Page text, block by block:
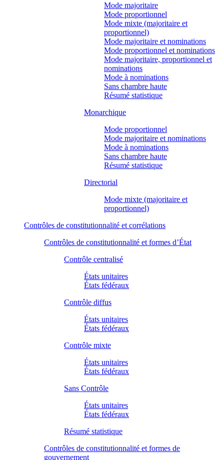
Mode majoritaire
Mode proportionnel
Mode mixte (majoritaire et
proportionnel)
Mode majoritaire et nominations
Mode proportionnel et nominations
Mode majoritaire, proportionnel et
nominations
Mode à nominations
Sans chambre haute
Résumé statistique
Monarchique
Mode proportionnel
Mode majoritaire et nominations
Mode à nominations
Sans chambre haute
Résumé statistique
Directorial
Mode mixte (majoritaire et
proportionnel)
Contrôles de constitutionnalité et corrélations
Contrôles de constitutionnalité et formes d’État
Contrôle centralisé
États unitaires
États fédéraux
Contrôle diffus
États unitaires
États fédéraux
Contrôle mixte
États unitaires
États fédéraux
Sans Contrôle
États unitaires
États fédéraux
Résumé statistique
Contrôles de constitutionnalité et formes de
gouvernement